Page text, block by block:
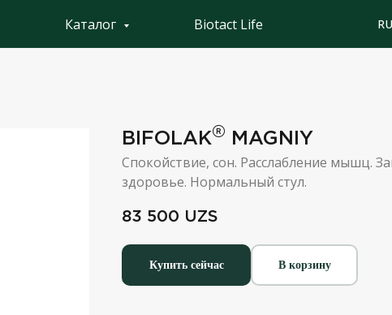
Каталог Biotact Life RU
BIFOLAK®
MAGNIY
Спокойствие, сон. Расслабление мышц.
здоровье. Нормальный стул.
83 500 UZS
Купить сейчас В корзину